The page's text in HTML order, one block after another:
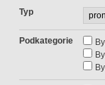
Typ
Podkategorie